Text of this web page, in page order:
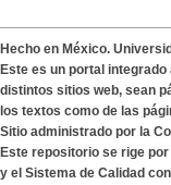
Hecho en México.
Este es un portal
distintos sitios web, sean
los textos como de las
Sitio administrado por la
Este repositorio se rige
y el Sistema de Calidad